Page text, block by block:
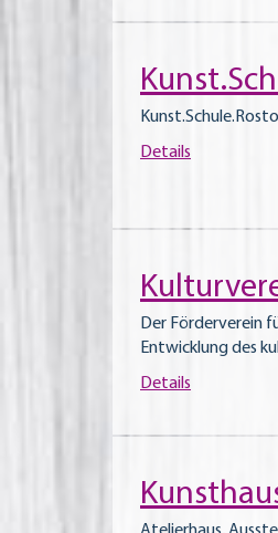
Details
Der Förderverein
Entwicklung des
Details